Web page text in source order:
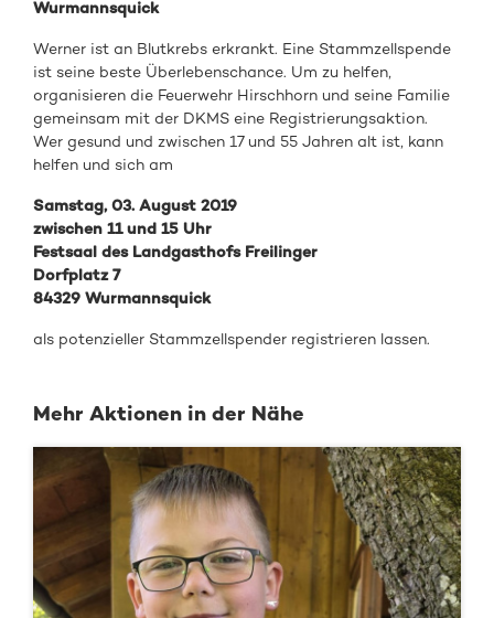
Wurmannsquick
Werner ist an Blutkrebs erkrankt. Eine Stammzellspende
ist seine beste Überlebenschance. Um zu helfen,
organisieren die Feuerwehr Hirschhorn und seine Familie
gemeinsam mit der DKMS eine Registrierungsaktion.
Wer gesund und zwischen 17 und 55 Jahren alt ist, kann
helfen und sich am
Samstag, 03. August 2019
zwischen 11 und 15 Uhr
Festsaal des Landgasthofs Freilinger
Dorfplatz 7
84329 Wurmannsquick
als potenzieller Stammzellspender registrieren lassen.
Mehr Aktionen in der Nähe